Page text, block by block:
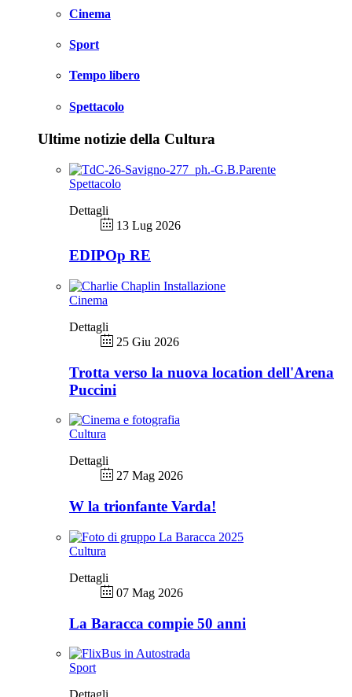
Cinema
Sport
Tempo libero
Spettacolo
Ultime notizie della Cultura
Spettacolo
Dettagli
13 Lug 2026
EDIPOp RE
Cinema
Dettagli
25 Giu 2026
Trotta verso la nuova location dell'Arena
Puccini
Cultura
Dettagli
27 Mag 2026
W la trionfante Varda!
Cultura
Dettagli
07 Mag 2026
La Baracca compie 50 anni
Sport